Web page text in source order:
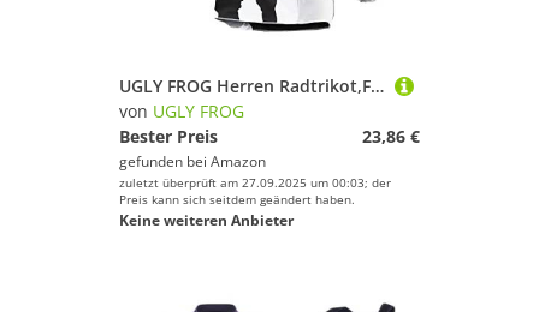
UGLY FROG Herren Radtrikot,Fahrradtrikot MTB,Fahrradbekleidung Downhill Jersey Feuchtigkeitstransport,Atmungsaktiv,Schnell Trocknend XL
von UGLY FROG
Bester Preis
23,86 €
gefunden bei Amazon
zuletzt überprüft am 27.09.2025 um 00:03; der
Preis kann sich seitdem geändert haben.
Keine weiteren Anbieter